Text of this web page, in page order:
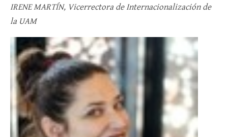
IRENE MARTÍN, Vicerrectora de Internacionalización de
la UAM